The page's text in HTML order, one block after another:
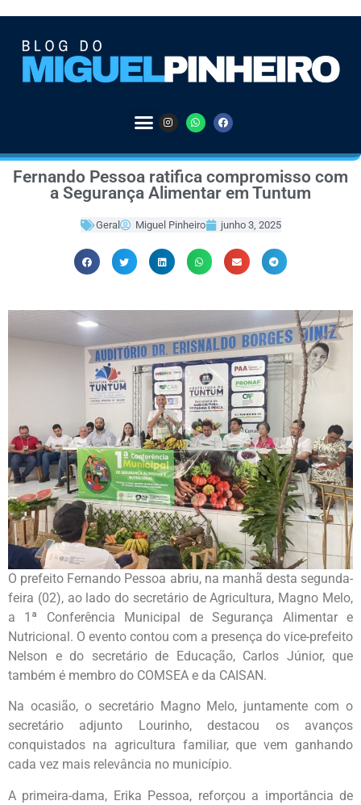
Fernando Pessoa ratifica compromisso com
a Segurança Alimentar em Tuntum
Geral Miguel Pinheiro junho 3, 2025
O prefeito Fernando Pessoa abriu, na manhã desta segunda-
feira (02), ao lado do secretário de Agricultura, Magno Melo,
a 1ª Conferência Municipal de Segurança Alimentar e
Nutricional. O evento contou com a presença do vice-prefeito
Nelson e do secretário de Educação, Carlos Júnior, que
também é membro do COMSEA e da CAISAN.
Na ocasião, o secretário Magno Melo, juntamente com o
secretário adjunto Lourinho, destacou os avanços
conquistados na agricultura familiar, que vem ganhando
cada vez mais relevância no município.
A primeira-dama, Erika Pessoa, reforçou a importância de